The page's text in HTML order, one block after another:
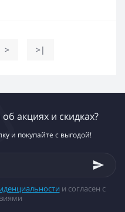
> >|
акциях и скидках?
и покупайте с выгодой!
и согласен с